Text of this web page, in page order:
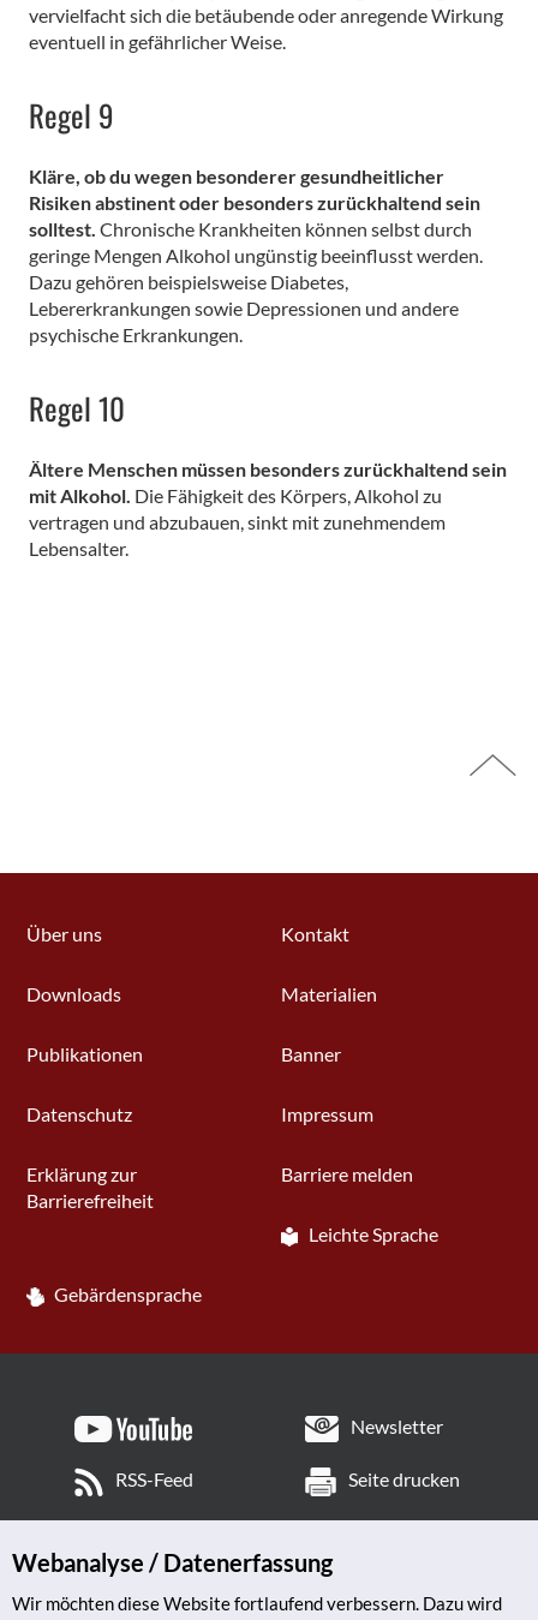
vervielfacht sich die betäubende oder anregende Wirkung
eventuell in gefährlicher Weise.
Regel 9
Kläre, ob du wegen besonderer gesundheitlicher
Risiken abstinent oder besonders zurückhaltend sein
solltest. Chronische Krankheiten können selbst durch
geringe Mengen Alkohol ungünstig beeinflusst werden.
Dazu gehören beispielsweise Diabetes,
Lebererkrankungen sowie Depressionen und andere
psychische Erkrankungen.
Regel 10
Ältere Menschen müssen besonders zurückhaltend sein
mit Alkohol. Die Fähigkeit des Körpers, Alkohol zu
vertragen und abzubauen, sinkt mit zunehmendem
Lebensalter.
Über uns Kontakt
Downloads Materialien
Publikationen Banner
Datenschutz Impressum
Erklärung zur
Barrierefreiheit
Barriere melden
Leichte Sprache
Gebärdensprache
Newsletter
RSS-Feed Seite drucken
Webanalyse / Datenerfassung
Wir möchten diese Website fortlaufend verbessern. Dazu wird